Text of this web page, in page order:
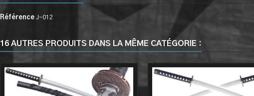
Référence J-012
16 AUTRES PRODUITS DANS LA MÊME CATÉGORIE :